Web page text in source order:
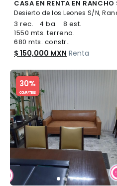
3 rec. 4 ba.
8 est.
1550 mts. terreno.
680 mts. constr..
$ 150,000 MXN Renta
30%
COMPATIBLE
Slide 1 of 5